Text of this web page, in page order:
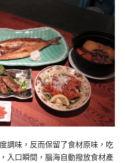
調味，反而保留了食材原味，吃
入口瞬間，腦海自動撥放食材產